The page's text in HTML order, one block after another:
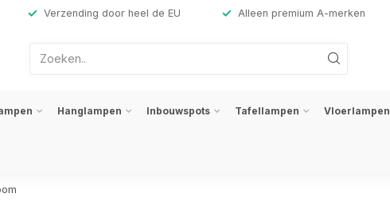
Verzending door heel de EU Alleen premium A-merken
Hanglampen Inbouwspots Tafellampen Vloerlampen